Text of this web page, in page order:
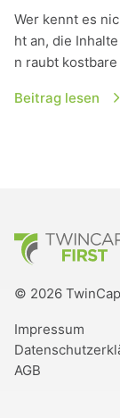
Wer kennt es
ht an, die
n raubt
Beitrag lesen
TwinCap First
© 2026
Impressum
AGB